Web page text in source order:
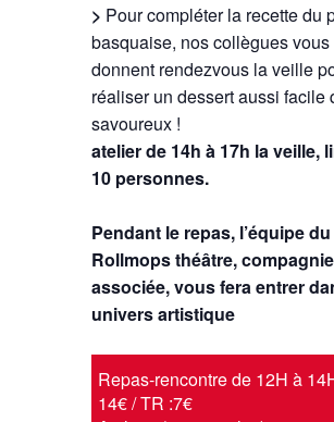
> Pour compléter la recette du
basquaise, nos collègues vous
donnent rendezvous la veille
réaliser un dessert aussi facile
savoureux !
atelier de 14h à 17h la veille,
10 personnes.
Pendant le repas, l’équipe du
Rollmops théâtre, compagnie
associée, vous fera entrer
univers artistique
Repas-rencontre de 12H à
14€ / TR :7€